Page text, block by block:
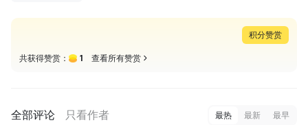
积分赞赏
共获得赞赏： 1 查看所有赞赏
全部评论 只看作者 最热 最新 最早